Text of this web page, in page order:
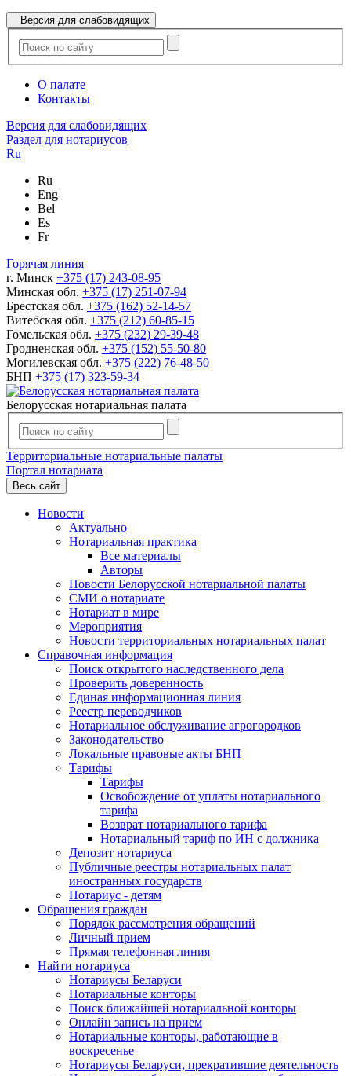
Версия для слабовидящих
О палате
Контакты
Версия для слабовидящих
Раздел для нотариусов
Ru
Ru
Eng
Bel
Es
Fr
Горячая линия
г. Минск +375 (17) 243-08-95
Минская обл. +375 (17) 251-07-94
Брестская обл. +375 (162) 52-14-57
Витебская обл. +375 (212) 60-85-15
Гомельская обл. +375 (232) 29-39-48
Гродненская обл. +375 (152) 55-50-80
Могилевская обл. +375 (222) 76-48-50
БНП +375 (17) 323-59-34
Белорусская нотариальная палата
Территориальные нотариальные палаты
Портал нотариата
Весь сайт
Новости
Актуально
Нотариальная практика
Все материалы
Авторы
Новости Белорусской нотариальной палаты
СМИ о нотариате
Нотариат в мире
Мероприятия
Новости территориальных нотариальных палат
Справочная информация
Поиск открытого наследственного дела
Проверить доверенность
Единая информационная линия
Реестр переводчиков
Нотариальное обслуживание агрогородков
Законодательство
Локальные правовые акты БНП
Тарифы
Тарифы
Освобождение от уплаты нотариального
тарифа
Возврат нотариального тарифа
Нотариальный тариф по ИН с должника
Депозит нотариуса
Публичные реестры нотариальных палат
иностранных государств
Нотариус - детям
Обращения граждан
Порядок рассмотрения обращений
Личный прием
Прямая телефонная линия
Найти нотариуса
Нотариусы Беларуси
Нотариальные конторы
Поиск ближайшей нотариальной конторы
Онлайн запись на прием
Нотариальные конторы, работающие в
воскресенье
Нотариусы Беларуси, прекратившие деятельность